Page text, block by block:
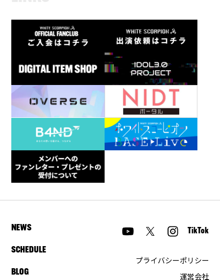
NEWS
SCHEDULE
BLOG
TikTok
プライバシーポリシー
運営会社